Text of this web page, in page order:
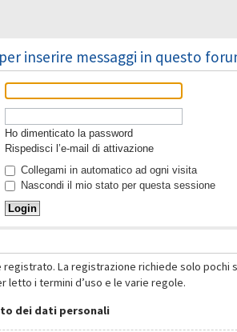
inserire messaggi in questo
Ho dimenticato la password
Rispedisci l’e-mail di attivazione
Collegami in automatico ad ogni visita
Nascondi il mio stato per questa sessione
La registrazione richiede solo pochi
letto i termini d’uso e le varie regole.
dei dati personali